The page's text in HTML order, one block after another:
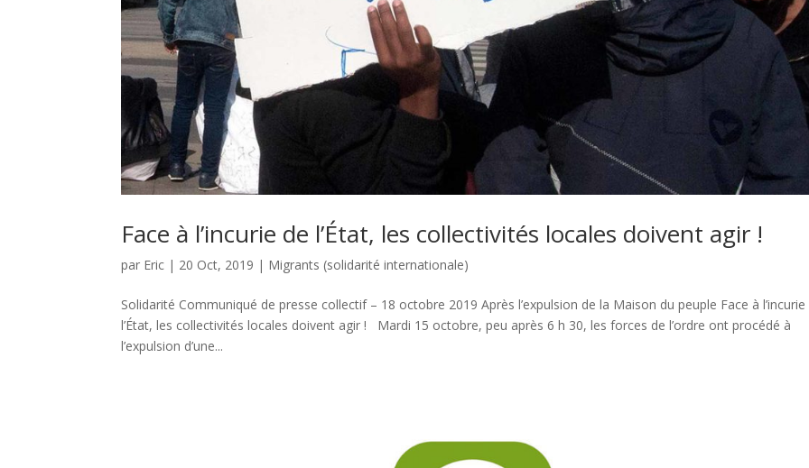
Face à l’incurie de l’État, les collectivités locales doivent agir !
par Eric | 20 Oct, 2019 | Migrants (solidarité internationale)
Solidarité Communiqué de presse collectif – 18 octobre 2019 Après l’expulsion de la Maison du peuple Face à l’incurie
l’État, les collectivités locales doivent agir ! Mardi 15 octobre, peu après 6 h 30, les forces de l’ordre ont procédé à
l’expulsion d’une...